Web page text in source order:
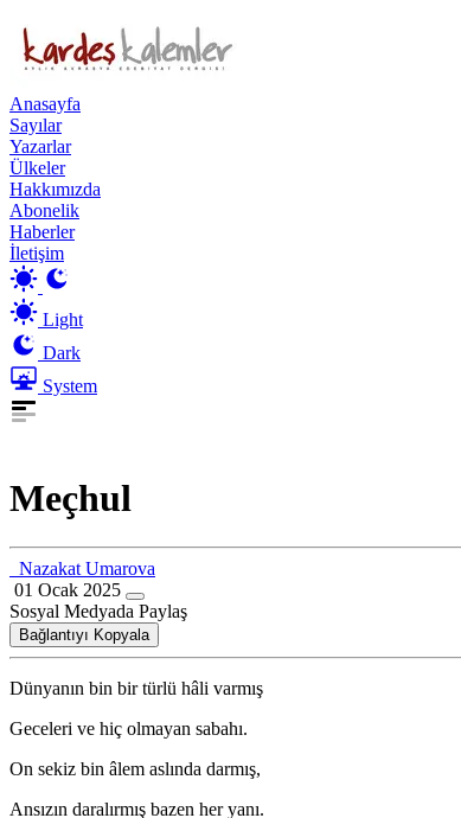
Anasayfa
Sayılar
Yazarlar
Ülkeler
Hakkımızda
Abonelik
Haberler
İletişim
Light
Dark
System
Meçhul
Nazakat Umarova
01 Ocak 2025
Sosyal Medyada Paylaş
Bağlantıyı Kopyala
Dünyanın bin bir türlü hâli varmış
Geceleri ve hiç olmayan sabahı.
On sekiz bin âlem aslında darmış,
Ansızın daralırmış bazen her yanı.